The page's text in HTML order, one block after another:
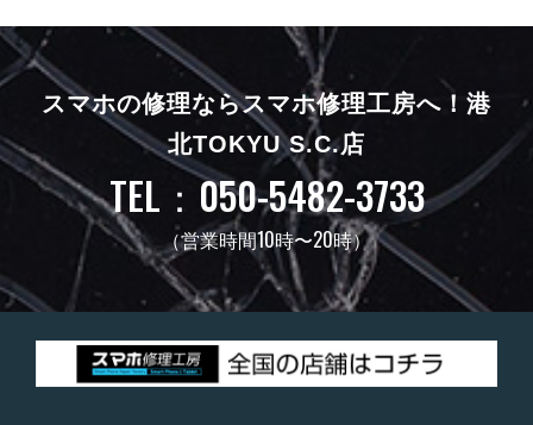
スマホの修理ならスマホ修理工房へ！ 港
北TOKYU S.C.店
TEL：050-5482-3733
（営業時間10時〜20時）